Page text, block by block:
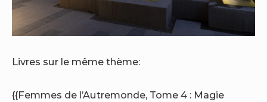
Livres sur le même thème:
{{Femmes de l’Autremonde, Tome 4 : Magie